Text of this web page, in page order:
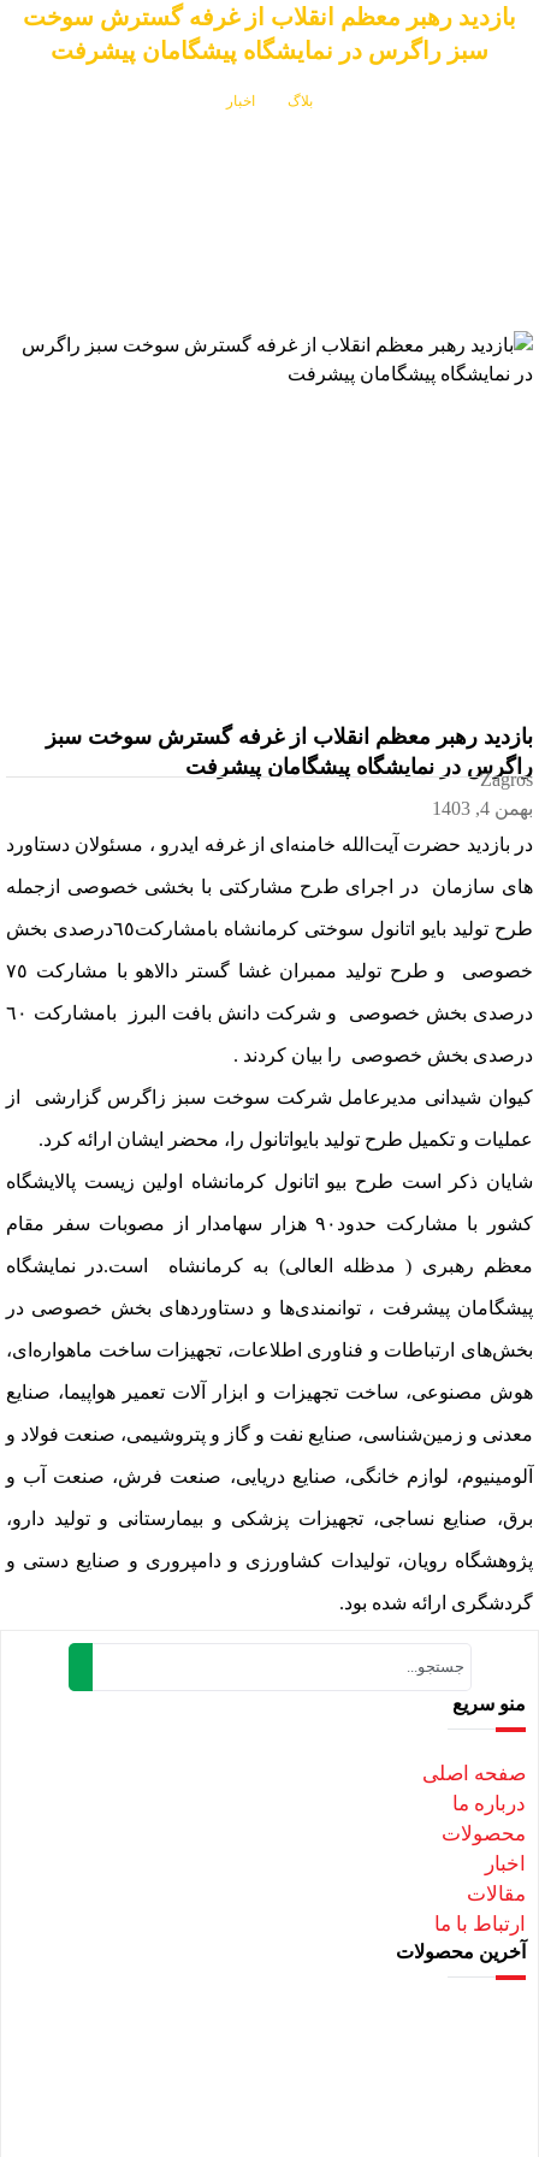
بازدید رهبر معظم انقلاب از غرفه گسترش سوخت
سبز راگرس در نمایشگاه پیشگامان پیشرفت
بلاگ
اخبار
بازدید رهبر معظم انقلاب از غرفه گسترش سوخت سبز
راگرس در نمایشگاه پیشگامان پیشرفت
Zagros
بهمن 4, 1403
در بازدید حضرت آیت‌الله خامنه‌ای از غرفه ایدرو ، مسئولان دستاورد
های سازمان در اجرای طرح مشارکتی با بخشی خصوصی ازجمله
طرح تولید بایو اتانول سوختی کرمانشاه بامشارکت٦٥درصدی بخش
خصوصی و طرح تولید ممبران غشا گستر دالاهو با مشارکت ٧٥
درصدی بخش خصوصی و شرکت دانش بافت البرز بامشارکت ٦٠
درصدی بخش خصوصی را بیان کردند .
کیوان شیدانی مدیرعامل شرکت سوخت سبز زاگرس گزارشی از
عملیات و تکمیل طرح تولید بایواتانول را، محضر ایشان ارائه کرد.
شایان ذکر است طرح بیو اتانول کرمانشاه اولین زیست پالایشگاه
کشور با مشارکت حدود٩٠ هزار سهامدار از مصوبات سفر مقام
معظم رهبری ( مدظله العالی) به کرمانشاه است.در نمایشگاه
پیشگامان پیشرفت ، توانمندی‌ها و دستاوردهای بخش خصوصی در
بخش‌های ارتباطات و فناوری اطلاعات، تجهیزات ساخت ماهواره‌ای،
هوش مصنوعی، ساخت تجهیزات و ابزار آلات تعمیر هواپیما، صنایع
معدنی و زمین‌شناسی، صنایع نفت و گاز و پتروشیمی، صنعت فولاد و
آلومینیوم، لوازم خانگی، صنایع دریایی، صنعت فرش، صنعت آب و
برق، صنایع نساجی، تجهیزات پزشکی و بیمارستانی و تولید دارو،
پژوهشگاه رویان، تولیدات کشاورزی و دامپروری و صنایع دستی و
گردشگری ارائه شده بود.
منو سریع
صفحه اصلی
درباره ما
محصولات
اخبار
مقالات
ارتباط با ما
آخرین محصولات